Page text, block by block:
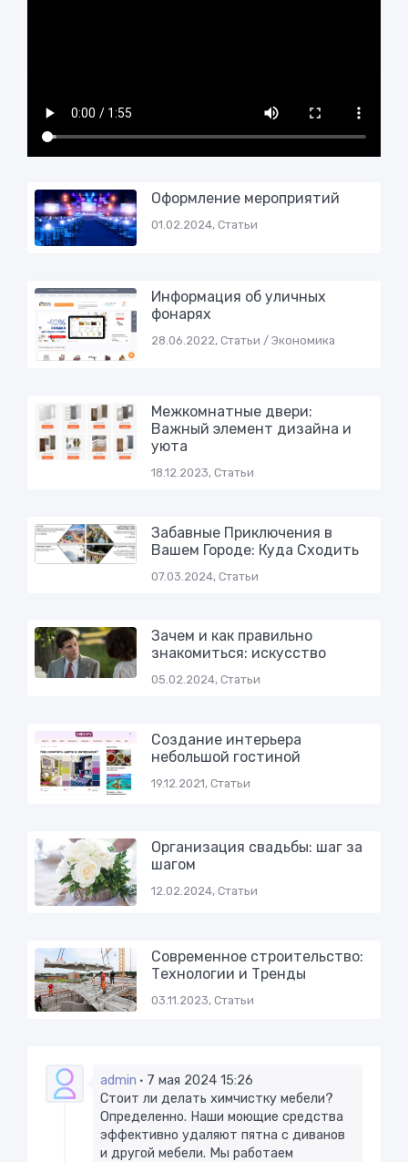
Оформление мероприятий
01.02.2024, Статьи
Информация об уличных
фонарях
28.06.2022, Статьи / Экономика
Межкомнатные двери:
Важный элемент дизайна и
уюта
18.12.2023, Статьи
Забавные Приключения в
Вашем Городе: Куда Сходить
07.03.2024, Статьи
Зачем и как правильно
знакомиться: искусство
05.02.2024, Статьи
Создание интерьера
небольшой гостиной
19.12.2021, Статьи
Организация свадьбы: шаг за
шагом
12.02.2024, Статьи
Современное строительство:
Технологии и Тренды
03.11.2023, Статьи
admin
7 мая 2024 15:26
Стоит ли делать химчистку мебели?
Определенно. Наши моющие средства
эффективно удаляют пятна с диванов
и другой мебели. Мы работаем